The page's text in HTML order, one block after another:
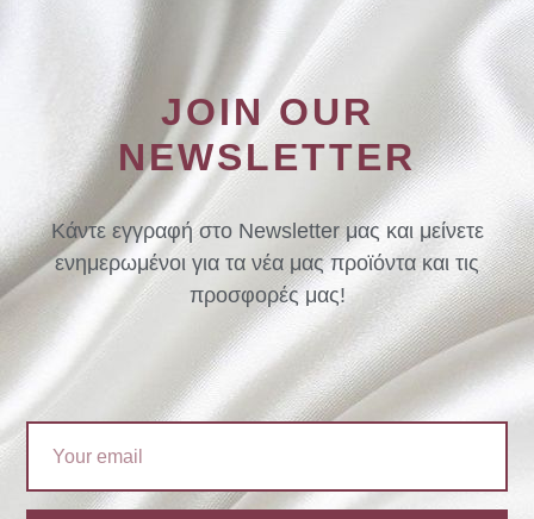
JOIN OUR
NEWSLETTER
Κάντε εγγραφή στο Newsletter μας και μείνετε
ενημερωμένοι για τα νέα μας προϊόντα και τις
προσφορές μας!